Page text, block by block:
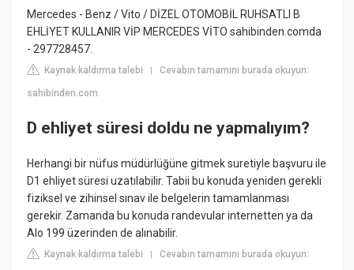
Mercedes - Benz / Vito / DİZEL OTOMOBİL RUHSATLI B
EHLİYET KULLANIR VİP MERCEDES VİTO sahibinden.comda
- 297728457.
Kaynak kaldırma talebi |Cevabın tamamını burada okuyun:
sahibinden.com
D ehliyet süresi doldu ne yapmalıyım?
Herhangi bir nüfus müdürlüğüne gitmek suretiyle başvuru ile
D1 ehliyet süresi uzatılabilir. Tabii bu konuda yeniden gerekli
fiziksel ve zihinsel sınav ile belgelerin tamamlanması
gerekir. Zamanda bu konuda randevular internetten ya da
Alo 199 üzerinden de alınabilir.
Kaynak kaldırma talebi |Cevabın tamamını burada okuyun: